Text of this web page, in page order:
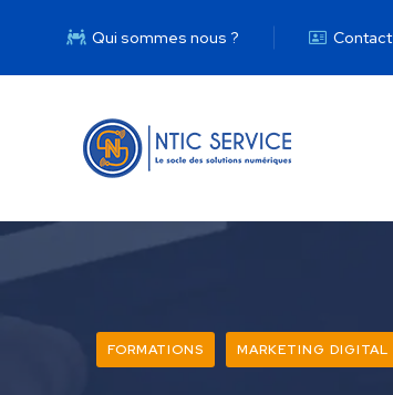
Qui sommes nous ? Contact
FORMATIONS MARKETING DIGITAL